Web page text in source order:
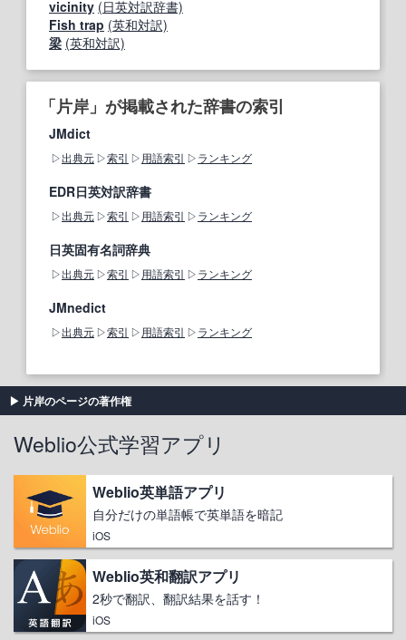
vicinity (日英対訳辞書)
Fish trap (英和対訳)
梁 (英和対訳)
「片岸」が掲載された辞書の索引
JMdict
出典元 索引 用語索引 ランキング
EDR日英対訳辞書
出典元 索引 用語索引 ランキング
日英固有名詞辞典
出典元 索引 用語索引 ランキング
JMnedict
出典元 索引 用語索引 ランキング
片岸のページの著作権
Weblio公式学習アプリ
Weblio英単語アプリ
自分だけの単語帳で英単語を暗記
iOS
Weblio英和翻訳アプリ
2秒で翻訳、翻訳結果を話す！
iOS